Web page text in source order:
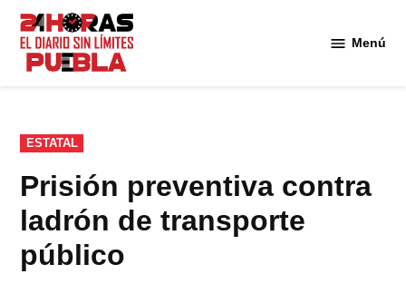
Saltar
contenido
Menú
PUBLICADO
EN
ESTATAL
Prisión preventiva contra
ladrón de transporte
público